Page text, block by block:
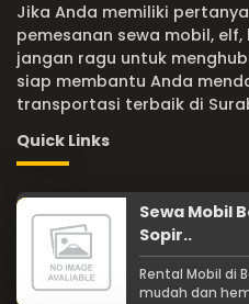
Jika Anda memiliki
pemesanan sewa mobil,
jangan ragu untuk
siap membantu Anda
transportasi terbaik di
Quick Links
Sewa Mobil
Sopir..
Rental Mobil di
mudah dan